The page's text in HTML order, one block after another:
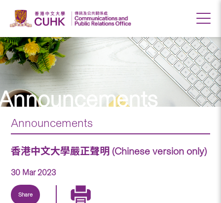
Announcements
香港中文大學嚴正聲明 (Chinese version only)
30 Mar 2023
Share